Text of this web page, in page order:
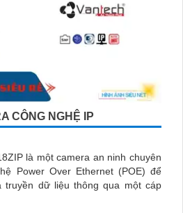
CÔNG NGHỆ IP
là một camera an ninh chuyên
Power Over Ethernet (POE) để
truyền dữ liệu thông qua một cáp